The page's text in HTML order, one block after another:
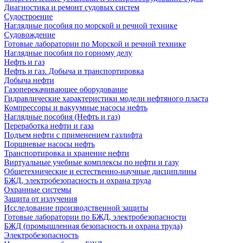
Диагностика и ремонт судовых систем
Судостроение
Наглядные пособия по морской и речной технике
Судовождение
Готовые лаборатории по Морской и речной технике
Наглядные пособия по горному делу
Нефть и газ
Нефть и газ. Добыча и транспортировка
Добыча нефти
Газоперекачивающее оборудование
Гидравлические характеристики модели нефтяного пласта
Компрессоры и вакуумные насосы нефть
Наглядные пособия (Нефть и газ)
Переработка нефти и газа
Подъем нефти с применением газлифта
Поршневые насосы нефть
Транспортировка и хранение нефти
Виртуальные учебные комплексы по нефти и газу
Общетехнические и естественно-научные дисциплины
БЖД, электробезопасность и охрана труда
Охранные системы
Защита от излучения
Исследование производственной защиты
Готовые лаборатории по БЖД, электробезопасности
БЖД (промышленная безопасность и охрана труда)
Электробезопасность